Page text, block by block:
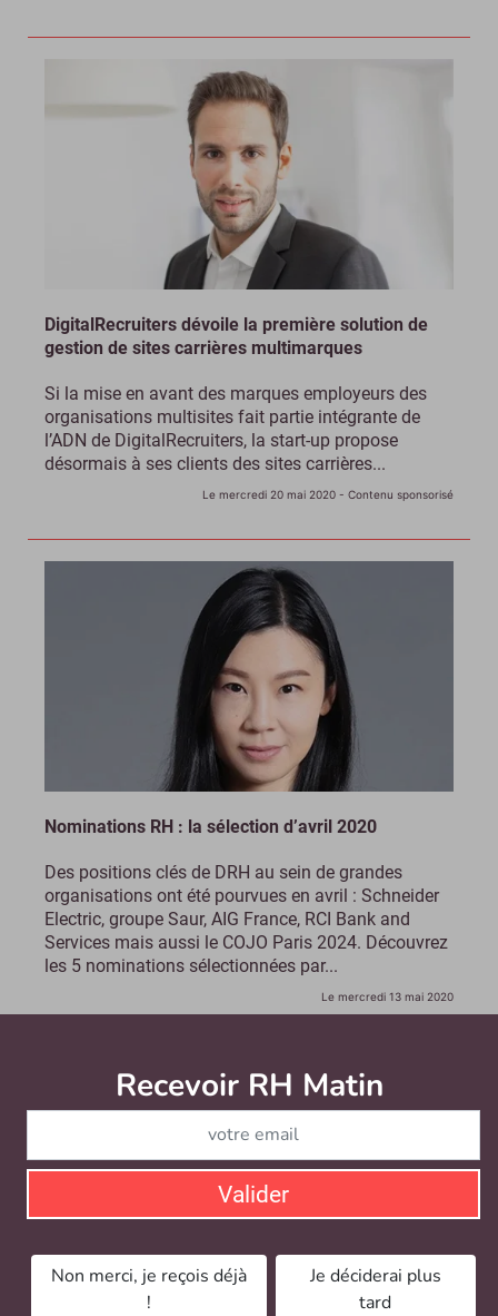
DigitalRecruiters dévoile la première solution de
gestion de sites carrières multimarques
Si la mise en avant des marques employeurs des
organisations multisites fait partie intégrante de
l’ADN de DigitalRecruiters, la start-up propose
désormais à ses clients des sites carrières...
Le mercredi 20 mai 2020 - Contenu sponsorisé
Nominations RH : la sélection d’avril 2020
Des positions clés de DRH au sein de grandes
organisations ont été pourvues en avril : Schneider
Electric, groupe Saur, AIG France, RCI Bank and
Services mais aussi le COJO Paris 2024. Découvrez
les 5 nominations sélectionnées par...
Le mercredi 13 mai 2020
Recevoir RH Matin
Valider
Non merci, je reçois déjà
!
Je déciderai plus
tard